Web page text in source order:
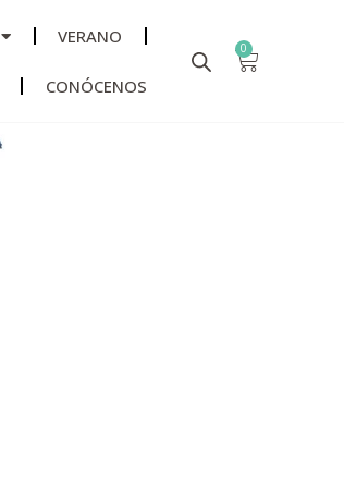
VERANO
CONÓCENOS
0